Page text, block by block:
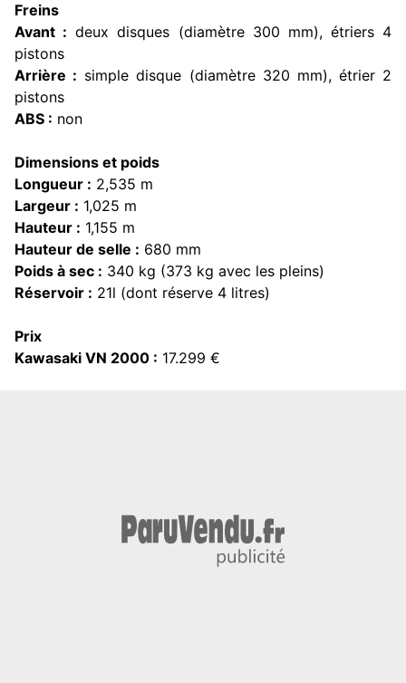
Freins
Avant : deux disques (diamètre 300 mm), étriers 4
pistons
Arrière : simple disque (diamètre 320 mm), étrier 2
pistons
ABS : non
Dimensions et poids
Longueur : 2,535 m
Largeur : 1,025 m
Hauteur : 1,155 m
Hauteur de selle : 680 mm
Poids à sec : 340 kg (373 kg avec les pleins)
Réservoir : 21l (dont réserve 4 litres)
Prix
Kawasaki VN 2000 : 17.299 €